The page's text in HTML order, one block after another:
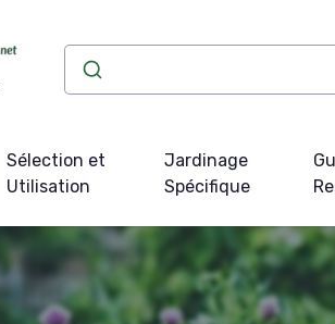
Sélection et
Utilisation
Jardinage
Spécifique